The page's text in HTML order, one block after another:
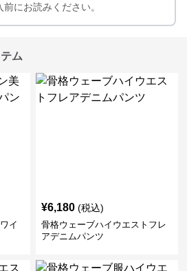
前にお読みください。
ム
イ
¥6,180 (税込)
骨格ウェーブハイウエストフレ
アデニムパンツ